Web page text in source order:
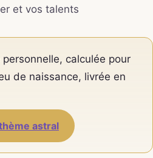
et vos talents
calculée pour
de naissance, livrée en
astral